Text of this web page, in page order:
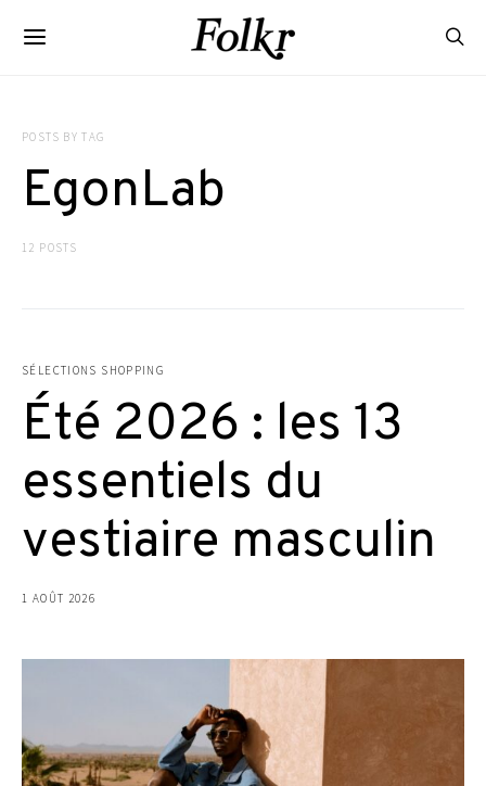
POSTS BY TAG
EgonLab
12 POSTS
SÉLECTIONS SHOPPING
Été 2026 : les 13
essentiels du
vestiaire masculin
1 AOÛT 2026